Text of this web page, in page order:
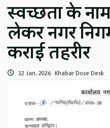
स्वच्छता के
लेकर नगर निगम
कराई तहरीर
12 Jan, 2026 Khabar Dose Desk